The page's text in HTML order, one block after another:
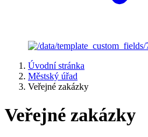
Úvodní stránka
Městský úřad
Veřejné zakázky
Veřejné zakázky